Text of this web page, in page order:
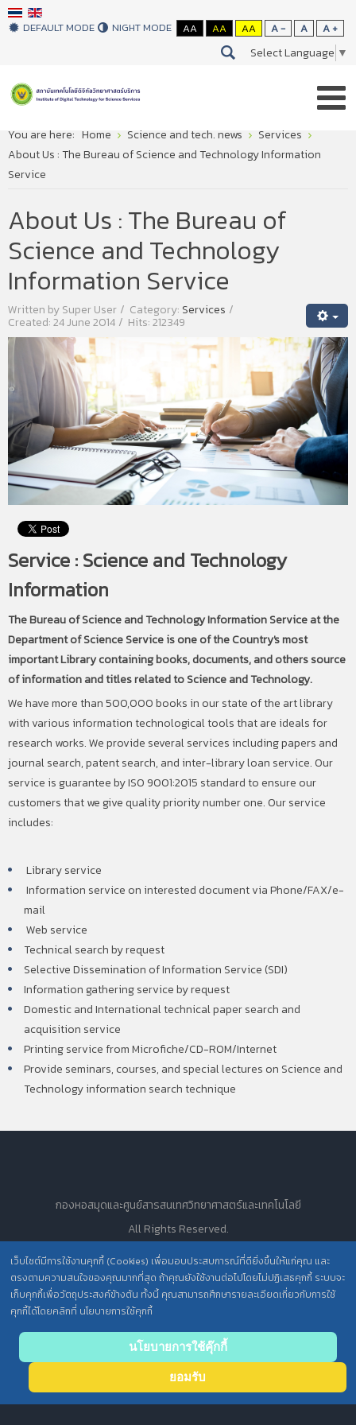
DEFAULT MODE NIGHT MODE AA AA AA A - A A +
Select Language ▼
You are here: Home Science and tech. news
Services
About Us : The Bureau of Science and Technology Information
Service
About Us : The Bureau of
Science and Technology
Information Service
Written bySuper User Category: Services
Created: 24 June 2014 Hits: 212349
Service : Science and Technology
Information
The Bureau of Science and Technology Information Service at the
Department of Science Service is one of the Country's most
important Library containing books, documents, and others source
of information and titles related to Science and Technology.
We have more than 500,000 books in our state of the art library
with various information technological tools that are ideals for
research works. We provide several services including papers and
journal search, patent search, and inter-library loan service. Our
service is guarantee by ISO 9001:2015 standard to ensure our
customers that we give quality priority number one. Our service
includes:
Library service
Information service on interested document via Phone/FAX/e-
mail
Web service
Technical search by request
Selective Dissemination of Information Service (SDI)
Information gathering service by request
Domestic and International technical paper search and
acquisition service
Printing service from Microfiche/CD-ROM/Internet
Provide seminars, courses, and special lectures on Science and
Technology information search technique
เว็บไซต์มีการใช้งานคุกกี้ (Cookies) เพื่อมอบประสบการณ์ที่ดียิ่งขึ้นให้แก่คุณ และ
ตรงตามความสนใจของคุณมากที่สุด ถ้าคุณยังใช้งานต่อไปโดยไม่ปฏิเสธคุกกี้ ระบบจะ
เก็บคุกกี้เพื่อวัตถุประสงค์ข้างต้น ทั้งนี้ คุณสามารถศึกษารายละเอียดเกี่ยวกับการใช้
คุกกี้ได้โดยคลิกที่ นโยบายการใช้คุกกี้
นโยบายการใช้คุ๊กกี้
ยอมรับ
กองหอสมุดและศูนย์สารสนเทศวิทยาศาสตร์และเทคโนโลยี
All Rights Reserved.
นโยบายการคุ้มครองข้อมูลส่วนบุคคล วศ. /
ประกาศความเป็นส่วนตัว (Privacy Notice) สำหรับการบริการสารสนเทศ
to top